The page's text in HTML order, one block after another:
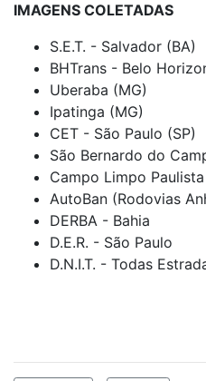
IMAGENS COLETADAS
S.E.T. - Salvador (BA)
BHTrans - Belo
Uberaba (MG)
Ipatinga (MG)
CET - São Paulo (SP)
São Bernardo do
Campo Limpo Paulista
AutoBan (Rodovias
DERBA - Bahia
D.E.R. - São Paulo
D.N.I.T. - Todas